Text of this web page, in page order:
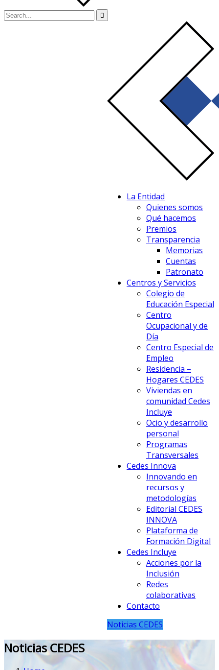
La Entidad
Quienes somos
Qué hacemos
Premios
Transparencia
Memorias
Cuentas
Patronato
Centros y Servicios
Colegio de
Educación Especial
Centro
Ocupacional y de
Día
Centro Especial de
Empleo
Residencia –
Hogares CEDES
Viviendas en
comunidad Cedes
Incluye
Ocio y desarrollo
personal
Programas
Transversales
Cedes Innova
Innovando en
recursos y
metodologías
Editorial CEDES
INNOVA
Plataforma de
Formación Digital
Cedes Incluye
Acciones por la
Inclusión
Redes
colaborativas
Contacto
Noticias CEDES
Noticias CEDES